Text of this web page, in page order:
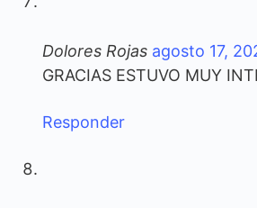
Dolores Rojas agosto 17,
GRACIAS ESTUVO MUY
Responder